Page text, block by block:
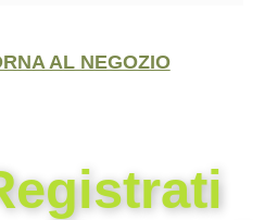
AL NEGOZIO